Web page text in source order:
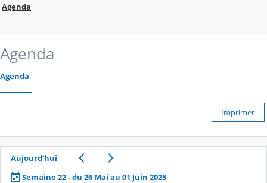
Agenda
Agenda
Agenda
Imprimer
Aujourd’hui
Semaine 22 - du 26 Mai au 01 Juin 2025